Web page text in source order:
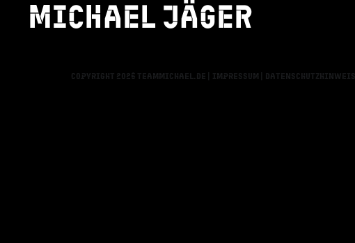
Michael jäger
AALEN
Copyright 2026 teammichael.de | Impressum | Datenschutzhinweis